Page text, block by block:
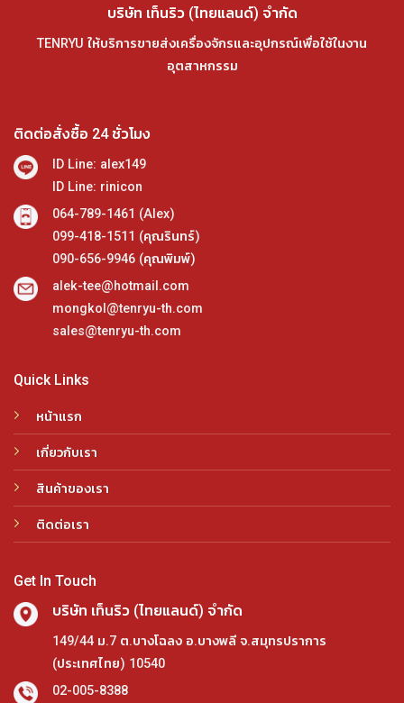
บริษัท เท็นริว (ไทยแลนด์) จำกัด
TENRYU ให้บริการขายส่งเครื่องจักรและอุปกรณ์เพื่อใช้ในงาน
อุตสาหกรรม
Quick Links
หน้าแรก
เกี่ยวกับเรา
สินค้าของเรา
ติดต่อเรา
ติดต่อสั่งซื้อ 24 ชั่วโมง
ID Line: alex149
ID Line: rinicon
064-789-1461 (Alex)
099-418-1511 (คุณรินทร์)
090-656-9946 (คุณพิมพ์)
alek-tee@hotmail.com
mongkol@tenryu-th.com
sales@tenryu-th.com
Get In Touch
บริษัท เท็นริว (ไทยแลนด์) จำกัด
149/44 ม.7 ต.บางโฉลง อ.บางพลี จ.สมุทรปราการ
(ประเทศไทย) 10540
02-005-8388